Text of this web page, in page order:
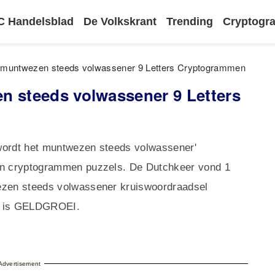
Handelsblad De Volkskrant Trending
steeds volwassener 9 Letters Cryptogrammen
steeds volwassener 9 Letters
het muntwezen steeds volwassener'
cryptogrammen puzzels. De Dutchkeer vond 1
steeds volwassener kruiswoordraadsel
GELDGROEI.